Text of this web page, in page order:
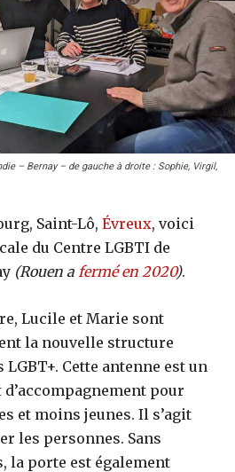
– Bernay – de gauche à droite : Sophie, Virgil,
Saint-Lô, Évreux, voici
du Centre LGBTI de
(Rouen a fermé en 2020).
Lucile et Marie sont
la nouvelle structure
Cette antenne est un
d’accompagnement pour
et moins jeunes. Il s’agit
les personnes. Sans
la porte est également